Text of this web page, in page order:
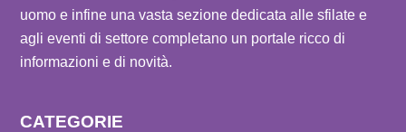
uomo e infine una vasta sezione dedicata alle sfilate e
agli eventi di settore completano un portale ricco di
informazioni e di novità.
CATEGORIE